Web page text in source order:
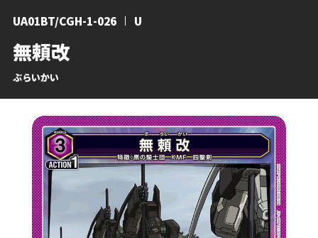
無頼改
ぶらいかい
UA01BT/CGH-1-026 U